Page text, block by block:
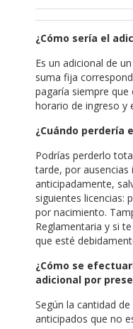
¿Cómo sería el
Es un adicional de
suma fija
pagaría siempre que
horario de ingreso y
¿Cuándo perdería
Podrías perderlo
tarde, por
anticipadamente,
siguientes licencias:
por nacimiento.
Reglamentaria y si
que esté
¿Cómo se
adicional por
Según la cantidad
anticipados que no